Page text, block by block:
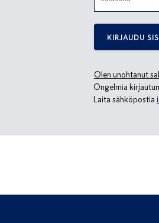
KIRJAUDU
Olen unohtanut
Ongelmia
Laita sähköpostia